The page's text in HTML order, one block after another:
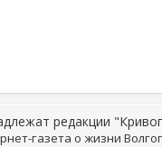
редакции
газета о жизни